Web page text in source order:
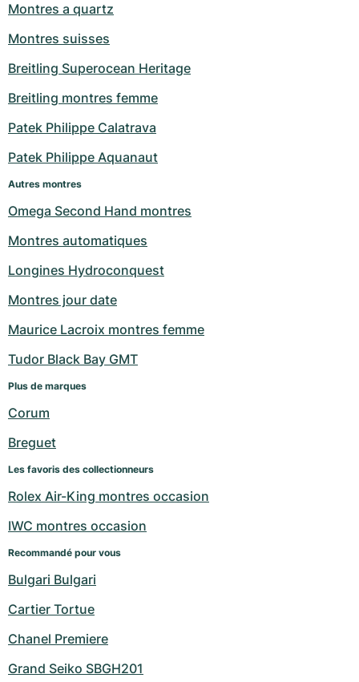
Montres a quartz
Montres suisses
Breitling Superocean Heritage
Breitling montres femme
Patek Philippe Calatrava
Patek Philippe Aquanaut
Autres montres
Omega Second Hand montres
Montres automatiques
Longines Hydroconquest
Montres jour date
Maurice Lacroix montres femme
Tudor Black Bay GMT
Plus de marques
Corum
Breguet
Les favoris des collectionneurs
Rolex Air-King montres occasion
IWC montres occasion
Recommandé pour vous
Bulgari Bulgari
Cartier Tortue
Chanel Premiere
Grand Seiko SBGH201